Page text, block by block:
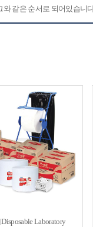
와 같은 순서로 되어있습
Laboratory